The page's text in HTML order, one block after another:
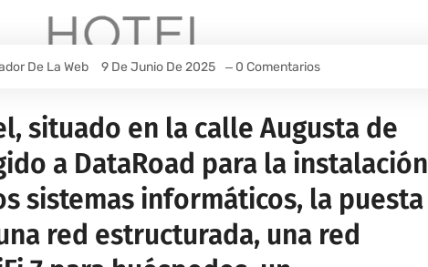
De La Web 9 De Junio De 2025 0 Comentarios
situado en la calle Augusta de
a DataRoad para la instalación
sistemas informáticos, la puesta
red estructurada, una red